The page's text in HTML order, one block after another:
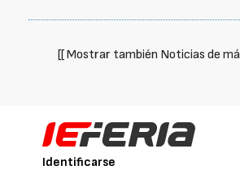
[[ Mostrar también Noticias de
Identificarse